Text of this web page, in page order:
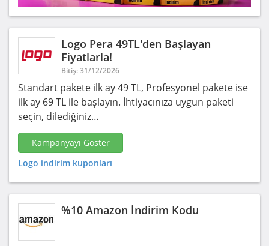
Logo Pera 49TL'den Başlayan
Fiyatlarla!
Bitiş: 31/12/2026
Standart pakete ilk ay 49 TL, Profesyonel pakete ise
ilk ay 69 TL ile başlayın. İhtiyacınıza uygun paketi
seçin, dilediğiniz…
Kampanyayı Göster
Logo indirim kuponları
%10 Amazon İndirim Kodu